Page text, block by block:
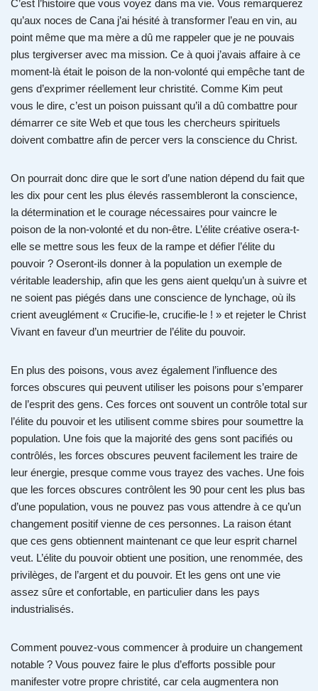
C’est l’histoire que vous voyez dans ma vie. Vous remarquerez
qu’aux noces de Cana j’ai hésité à transformer l’eau en vin, au
point même que ma mère a dû me rappeler que je ne pouvais
plus tergiverser avec ma mission. Ce à quoi j’avais affaire à ce
moment-là était le poison de la non-volonté qui empêche tant de
gens d’exprimer réellement leur christité. Comme Kim peut
vous le dire, c’est un poison puissant qu’il a dû combattre pour
démarrer ce site Web et que tous les chercheurs spirituels
doivent combattre afin de percer vers la conscience du Christ.
On pourrait donc dire que le sort d’une nation dépend du fait que
les dix pour cent les plus élevés rassembleront la conscience,
la détermination et le courage nécessaires pour vaincre le
poison de la non-volonté et du non-être. L’élite créative osera-t-
elle se mettre sous les feux de la rampe et défier l’élite du
pouvoir ? Oseront-ils donner à la population un exemple de
véritable leadership, afin que les gens aient quelqu’un à suivre et
ne soient pas piégés dans une conscience de lynchage, où ils
crient aveuglément « Crucifie-le, crucifie-le ! » et rejeter le Christ
Vivant en faveur d’un meurtrier de l’élite du pouvoir.
En plus des poisons, vous avez également l’influence des
forces obscures qui peuvent utiliser les poisons pour s’emparer
de l’esprit des gens. Ces forces ont souvent un contrôle total sur
l’élite du pouvoir et les utilisent comme sbires pour soumettre la
population. Une fois que la majorité des gens sont pacifiés ou
contrôlés, les forces obscures peuvent facilement les traire de
leur énergie, presque comme vous trayez des vaches. Une fois
que les forces obscures contrôlent les 90 pour cent les plus bas
d’une population, vous ne pouvez pas vous attendre à ce qu’un
changement positif vienne de ces personnes. La raison étant
que ces gens obtiennent maintenant ce que leur esprit charnel
veut. L’élite du pouvoir obtient une position, une renommée, des
privilèges, de l’argent et du pouvoir. Et les gens ont une vie
assez sûre et confortable, en particulier dans les pays
industrialisés.
Comment pouvez-vous commencer à produire un changement
notable ? Vous pouvez faire le plus d’efforts possible pour
manifester votre propre christité, car cela augmentera non